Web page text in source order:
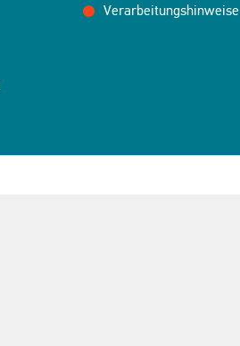
Verarbeitungshinweise